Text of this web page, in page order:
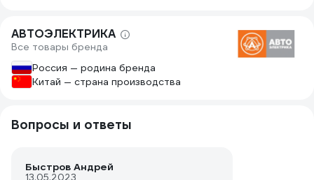
АВТОЭЛЕКТРИКА
Все товары бренда
Россия — родина бренда
Китай — страна производства
Вопросы и ответы
Быстров Андрей
13.05.2023